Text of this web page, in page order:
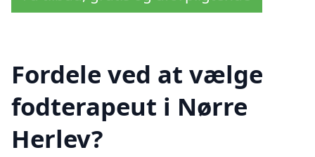
Fordele ved at vælge
fodterapeut i Nørre
Herlev?